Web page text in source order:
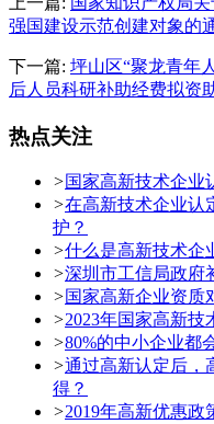
强国建设示范创建对象的
下一篇: 坪山区“聚龙青年
后人员科研补助经费拟资
热点关注
>国家高新技术企业
>在高新技术企业认
护？
>什么是高新技术企
>深圳市工信局政府
>国家高新企业资质
>2023年国家高新
>80%的中小企业都
>通过高新认定后，
得？
>2019年高新优惠